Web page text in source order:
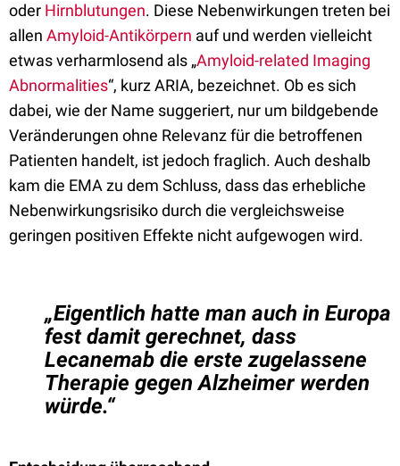
oder Hirnblutungen. Diese Nebenwirkungen treten bei
allen Amyloid-Antikörpern auf und werden vielleicht
etwas verharmlosend als „Amyloid-related Imaging
Abnormalities“, kurz ARIA, bezeichnet. Ob es sich
dabei, wie der Name suggeriert, nur um bildgebende
Veränderungen ohne Relevanz für die betroffenen
Patienten handelt, ist jedoch fraglich. Auch deshalb
kam die EMA zu dem Schluss, dass das erhebliche
Nebenwirkungsrisiko durch die vergleichsweise
geringen positiven Effekte nicht aufgewogen wird.
„Eigentlich hatte man auch in Europa
fest damit gerechnet, dass
Lecanemab die erste zugelassene
Therapie gegen Alzheimer werden
würde.“